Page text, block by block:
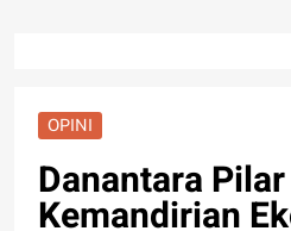
OPINI
Danantara
Kemandirian